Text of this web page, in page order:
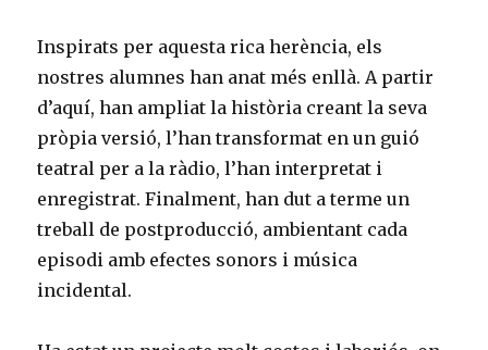
Inspirats per aquesta rica herència, els
nostres alumnes han anat més enllà. A partir
d’aquí, han ampliat la història creant la seva
pròpia versió, l’han transformat en un guió
teatral per a la ràdio, l’han interpretat i
enregistrat. Finalment, han dut a terme un
treball de postproducció, ambientant cada
episodi amb efectes sonors i música
incidental.